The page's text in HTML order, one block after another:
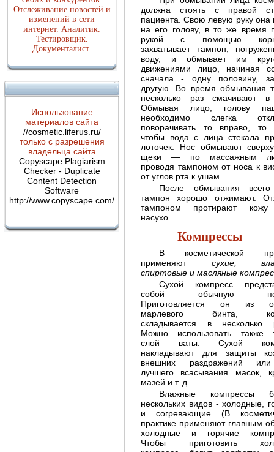
Аллергические реакции на
Герпес
Уход за красной каймой губ
Отслеживание новостей и
изменений в сети
интернет. Аналитик.
Тестировщик.
Документалист.
Использование
материалов сайта
//cosmetic.liferus.ru/
только с разрешения
владельца сайта
Copyscape Plagiarism
Checker - Duplicate
Content Detection
Software
http://www.copyscape.com/
должна стоять с правой
пациента. Свою левую руку она
на его голову, в то же время
рукой с помощью
захватывает тампон,
воду, и обмывает им
движениями лицо, начиная
сначала - одну половину,
другую. Во время обмывания
несколько раз смачивают в
Обмывая лицо, голову
необходимо слегка
поворачивать то вправо, то
чтобы вода с лица стекала
лоточек. Нос обмывают
щеки — по массажным
проводя тампоном от носа к
от углов рта к ушам.
После обмывания
тампон хорошо отжимают.
тампоном протирают
насухо.
Компрессы
В косметической
применяют сухие,
спиртовые и масляные
Сухой компресс
собой обычную
Приготовляется он из
марлевого бинта,
складывается в несколько
Можно использовать также
слой ваты. Сухой
накладывают для защиты
внешних раздражений
лучшего всасывания масок,
мазей и т. д.
Влажные компрессы
нескольких видов - холодные,
и согревающие (В
практике применяют главным
холодные и горячие
Чтобы приготовить